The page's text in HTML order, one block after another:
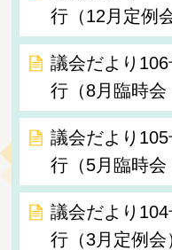
行（12月定例会
議会だより
行（8月臨時会
議会だより
行（5月臨時会
議会だより
行（3月定例会